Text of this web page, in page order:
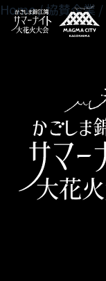
Home/協賛企業 /